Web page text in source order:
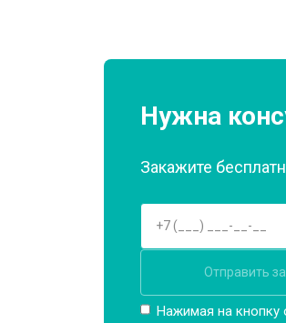
Нужна
Закажите
Отправить
Нажимая на кнопку